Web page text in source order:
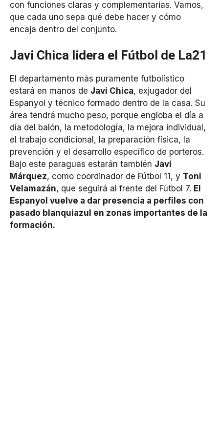
con funciones claras y complementarias. Vamos,
que cada uno sepa qué debe hacer y cómo
encaja dentro del conjunto.
Javi Chica lidera el Fútbol de La21
El departamento más puramente futbolístico
estará en manos de Javi Chica, exjugador del
Espanyol y técnico formado dentro de la casa. Su
área tendrá mucho peso, porque engloba el día a
día del balón, la metodología, la mejora individual,
el trabajo condicional, la preparación física, la
prevención y el desarrollo específico de porteros.
Bajo este paraguas estarán también Javi
Márquez, como coordinador de Fútbol 11, y Toni
Velamazán, que seguirá al frente del Fútbol 7. El
Espanyol vuelve a dar presencia a perfiles con
pasado blanquiazul en zonas importantes de la
formación.